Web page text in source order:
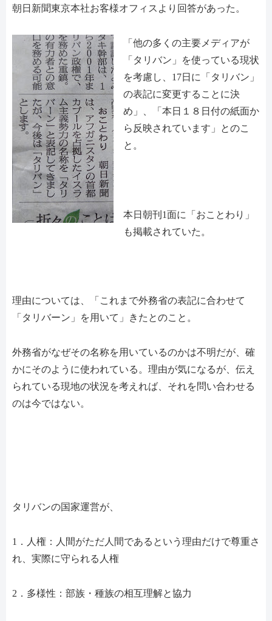
朝日新聞東京本社お客様オフィスより回答があった。
「他の多くの主要メディアが
「タリバン」を使っている現状
を考慮し、17日に「タリバン」
の表記に変更することに決
め」、「本日１８日付の紙面か
ら反映されています」とのこ
と。
本日朝刊1面に「おことわり」
も掲載されていた。
理由については、「これまで外務省の表記に合わせて
「タリバーン」を用いて」きたとのこと。
外務省がなぜその名称を用いているのかは不明だが、確
かにそのように使われている。理由が気になるが、伝え
られている現地の状況を考えれば、それを問い合わせる
のは今ではない。
タリバンの国家運営が、
1．人権：人間がただ人間であるという理由だけで尊重さ
れ、実際に守られる人権
2．多様性：部族・種族の相互理解と協力